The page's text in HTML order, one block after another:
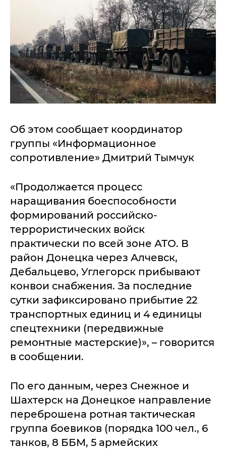
Об этом сообщает координатор
группы «Информационное
сопротивление» Дмитрий Тымчук
«Продолжается процесс
наращивания боеспособности
формирований российско-
террористических войск
практически по всей зоне АТО. В
район Донецка через Алчевск,
Дебальцево, Углегорск прибывают
конвои снабжения. За последние
сутки зафиксировано прибытие 22
транспортных единиц и 4 единицы
спецтехники (передвижные
ремонтные мастерские)», – говорится
в сообщении.
По его данным, через Снежное и
Шахтерск на Донецкое направление
переброшена ротная тактическая
группа боевиков (порядка 100 чел., 6
танков, 8 ББМ, 5 армейских